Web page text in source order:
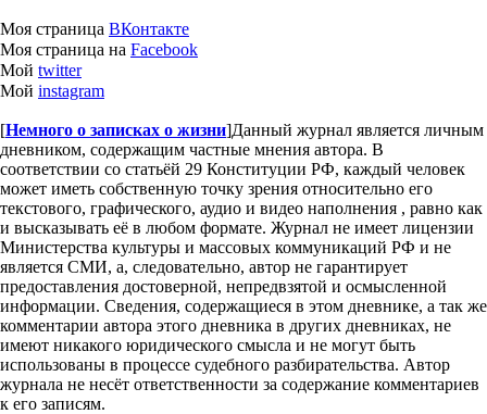
Моя страница ВКонтакте
Моя страница на Facebook
Мой twitter
Мой instagram
[Немного о записках о жизни]Данный журнал является личным
дневником, содержащим частные мнения автора. В
соответствии со статьёй 29 Конституции РФ, каждый человек
может иметь собственную точку зрения относительно его
текстового, графического, аудио и видео наполнения , равно как
и высказывать её в любом формате. Журнал не имеет лицензии
Министерства культуры и массовых коммуникаций РФ и не
является СМИ, а, следовательно, автор не гарантирует
предоставления достоверной, непредвзятой и осмысленной
информации. Сведения, содержащиеся в этом дневнике, а так же
комментарии автора этого дневника в других дневниках, не
имеют никакого юридического смысла и не могут быть
использованы в процессе судебного разбирательства. Автор
журнала не несёт ответственности за содержание комментариев
к его записям.